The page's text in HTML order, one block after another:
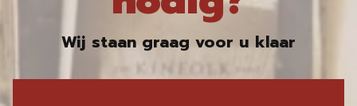
Wij staan graag voor u klaar